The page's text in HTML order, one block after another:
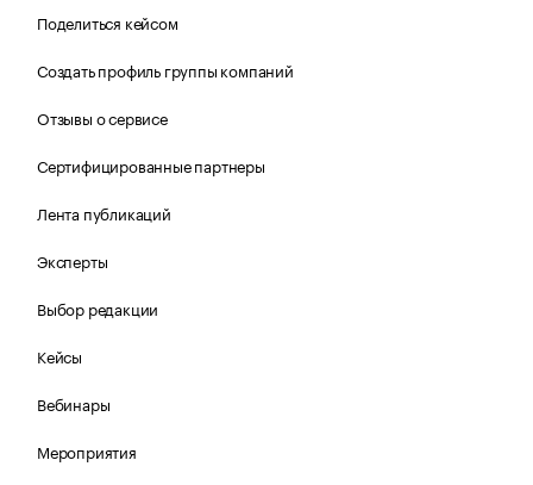
Поделиться кейсом
Создать профиль группы компаний
Отзывы о сервисе
Сертифицированные партнеры
Лента публикаций
Эксперты
Выбор редакции
Кейсы
Вебинары
Мероприятия